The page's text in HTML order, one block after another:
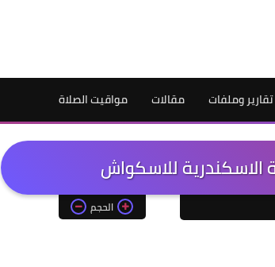
تقارير وملفات مقالات مواقيت الصلاة
للاسكواش
الحجم